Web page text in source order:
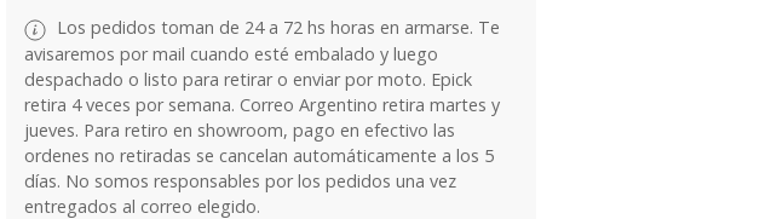
Los pedidos toman de 24 a 72 hs horas en armarse. Te
avisaremos por mail cuando esté embalado y luego
despachado o listo para retirar o enviar por moto. Epick
retira 4 veces por semana. Correo Argentino retira martes y
jueves. Para retiro en showroom, pago en efectivo las
ordenes no retiradas se cancelan automáticamente a los 5
días. No somos responsables por los pedidos una vez
entregados al correo elegido.